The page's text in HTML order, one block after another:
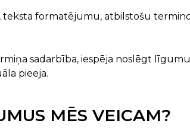
teksta formatējumu, atbilstošu
sadarbība, iespēja noslēgt
pieeja.
MĒS VEICAM?